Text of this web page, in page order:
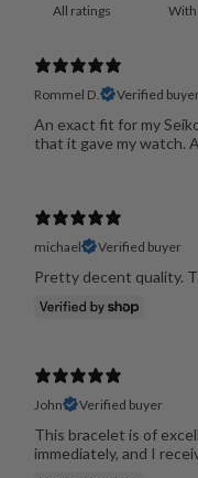
Rommel D. Verified
An exact fit for my
that it gave my watch.
michael Verified buyer
Pretty decent quality.
John Verified buyer
This bracelet is of
immediately, and I